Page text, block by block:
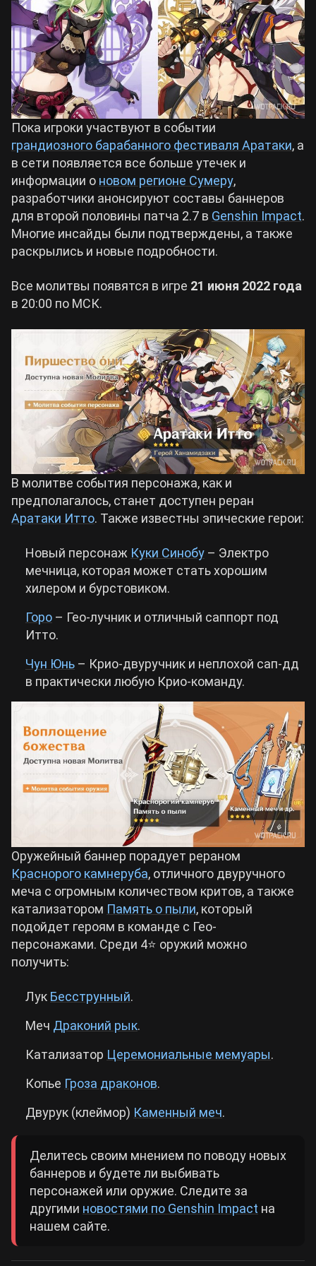
Crimson Desert
Zenless Zone Zero
Kingdom Come: Deliverance 2
Path of Exile 2
Wuthering Waves
Roblox
Hogwarts Legacy
Cyberpunk 2077
Все игры
Билды Arknights: Endfield
Билды Wuthering Waves
Билды Cyberpunk 2077
Билды Path of Exile 2
Пока игроки участвуют в событии
грандиозного барабанного фестиваля Аратаки, а
в сети появляется все больше утечек и
информации о новом регионе Сумеру,
разработчики анонсируют составы баннеров
для второй половины патча 2.7 в Genshin Impact.
Многие инсайды были подтверждены, а также
раскрылись и новые подробности.
Все молитвы появятся в игре 21 июня 2022 года
в 20:00 по МСК.
В молитве события персонажа, как и
предполагалось, станет доступен реран
Аратаки Итто. Также известны эпические герои:
Новый персонаж Куки Синобу – Электро
мечница, которая может стать хорошим
хилером и бурстовиком.
Горо – Гео-лучник и отличный саппорт под
Итто.
Чун Юнь – Крио-двуручник и неплохой сап-дд
в практически любую Крио-команду.
Оружейный баннер порадует рераном
Краснорого камнеруба, отличного двуручного
меча с огромным количеством критов, а также
катализатором Память о пыли, который
подойдет героям в команде с Гео-
персонажами. Среди 4⭐️ оружий можно
получить:
Лук Бесструнный.
Меч Драконий рык.
Катализатор Церемониальные мемуары.
Копье Гроза драконов.
Двурук (клеймор) Каменный меч.
Делитесь своим мнением по поводу новых
баннеров и будете ли выбивать
персонажей или оружие. Следите за
другими новостями по Genshin Impact на
нашем сайте.